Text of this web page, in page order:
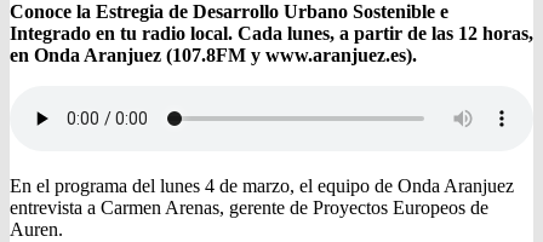
Conoce la Estregia de Desarrollo Urbano Sostenible e
Integrado en tu radio local. Cada lunes, a partir de las 12 horas,
en Onda Aranjuez (107.8FM y www.aranjuez.es).
En el programa del lunes 4 de marzo, el equipo de Onda Aranjuez
entrevista a Carmen Arenas, gerente de Proyectos Europeos de
Auren.